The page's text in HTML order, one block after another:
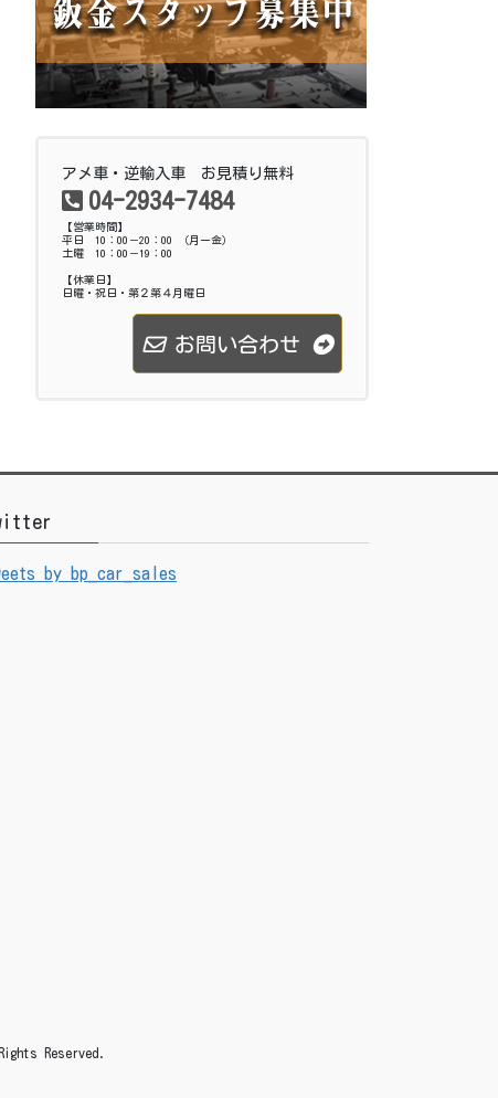
アメ車・逆輸入車 お見積り無料
04-2934-7484
【営業時間】
平日 10：00－20：00 （月ー金）
土曜 10：00－19：00
【休業日】
日曜・祝日・第２第４月曜日
お問い合わせ
by bp_car_sales
Reserved.